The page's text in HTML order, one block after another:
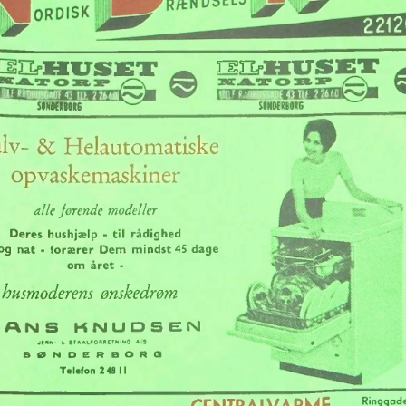
HUSET
SMDEHHG
RADHUSGAOF 43 TIE 22660
3SHUSET
S»MDERBORG
UHF RAOHUSGADE 43 TLF 22660
& Helautomatiske
opvaskemaskiner
alle førende modeller
Deres hushjælp - til rådighed
nat - forærer Dem mindst 45 dage
om året -
husmoderens ønskedrøm
KNUDSEN
JERN« & STAAUFORRfTNING A/S
SØNDERBORG
Telefon 24811